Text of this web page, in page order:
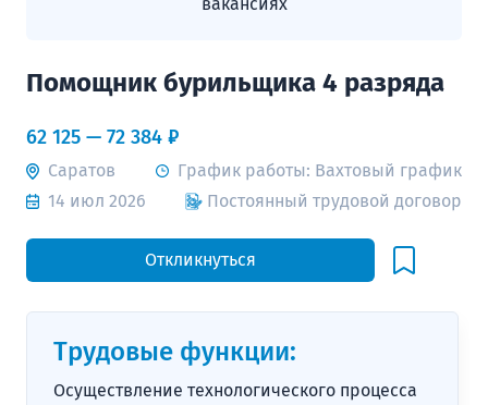
Помощник бурильщика 4 разряда
62 125 — 72 384 ₽
Саратов
График работы: Вахтовый график
14 июл 2026
Постоянный трудовой договор
Откликнуться
Трудовые функции:
Осуществление технологического процесса